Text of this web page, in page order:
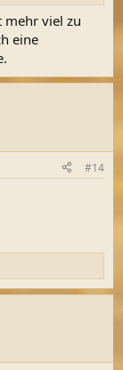
mehr viel zu
eine
#14